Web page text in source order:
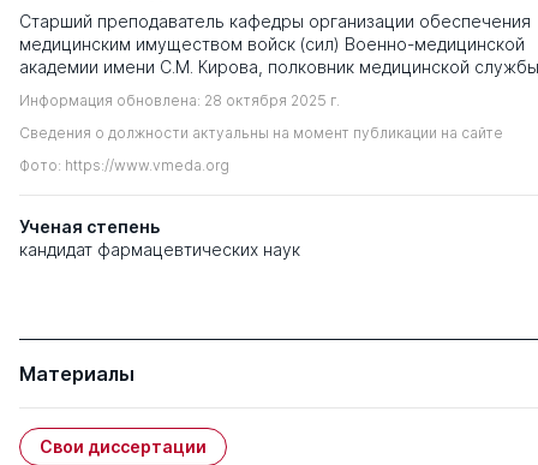
Старший преподаватель кафедры организации обеспечения
медицинским имуществом войск (сил) Военно-медицинской
академии имени С.М. Кирова, полковник медицинской службы
Информация обновлена: 28 октября 2025 г.
Сведения о должности актуальны на момент публикации на сайте
Фото: https://www.vmeda.org
Ученая степень
кандидат фармацевтических наук
Материалы
Свои диссертации